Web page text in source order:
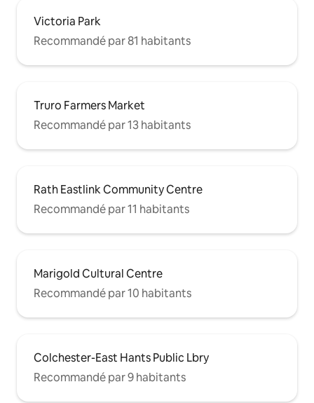
Victoria Park
Recommandé par 81 habitants
Truro Farmers Market
Recommandé par 13 habitants
Rath Eastlink Community Centre
Recommandé par 11 habitants
Marigold Cultural Centre
Recommandé par 10 habitants
Colchester-East Hants Public Lbry
Recommandé par 9 habitants